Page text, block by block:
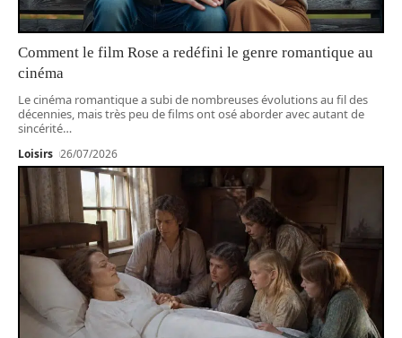
Comment le film Rose a redéfini le genre romantique au
cinéma
Le cinéma romantique a subi de nombreuses évolutions au fil des
décennies, mais très peu de films ont osé aborder avec autant de
sincérité…
Loisirs 26/07/2026